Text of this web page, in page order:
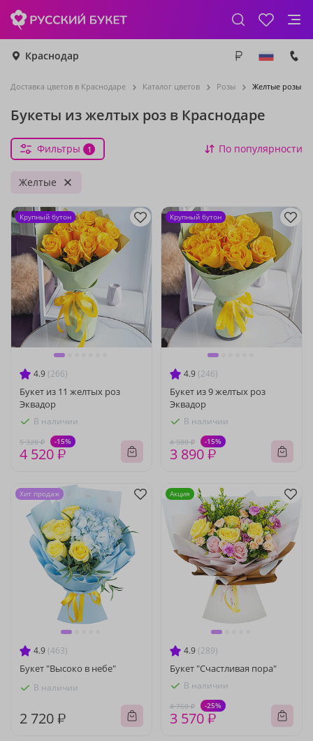
Краснодар
Доставка цветов в Краснодаре Каталог цветов Розы Желтые розы
Букеты из желтых роз в Краснодаре
Фильтры 1 По популярности
Желтые
4.9 (266)
Букет из 11 желтых роз
Эквадор
В наличии
5 320 ₽ -15%
4 520 ₽
Крупный бутон
4.9 (246)
Букет из 9 желтых роз
Эквадор
В наличии
4 580 ₽ -15%
3 890 ₽
Крупный бутон
4.9 (463)
Букет "Высоко в небе"
В наличии
2 720 ₽
Хит продаж
4.9 (289)
Букет "Счастливая пора"
В наличии
4 760 ₽ -25%
3 570 ₽
Акция